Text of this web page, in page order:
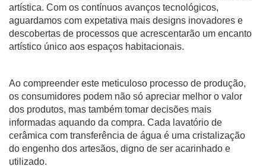
artística. Com os contínuos avanços tecnológicos,
aguardamos com expetativa mais designs inovadores e
descobertas de processos que acrescentarão um encanto
artístico único aos espaços habitacionais.
Ao compreender este meticuloso processo de produção,
os consumidores podem não só apreciar melhor o valor
dos produtos, mas também tomar decisões mais
informadas aquando da compra. Cada lavatório de
cerâmica com transferência de água é uma cristalização
do engenho dos artesãos, digno de ser acarinhado e
utilizado.